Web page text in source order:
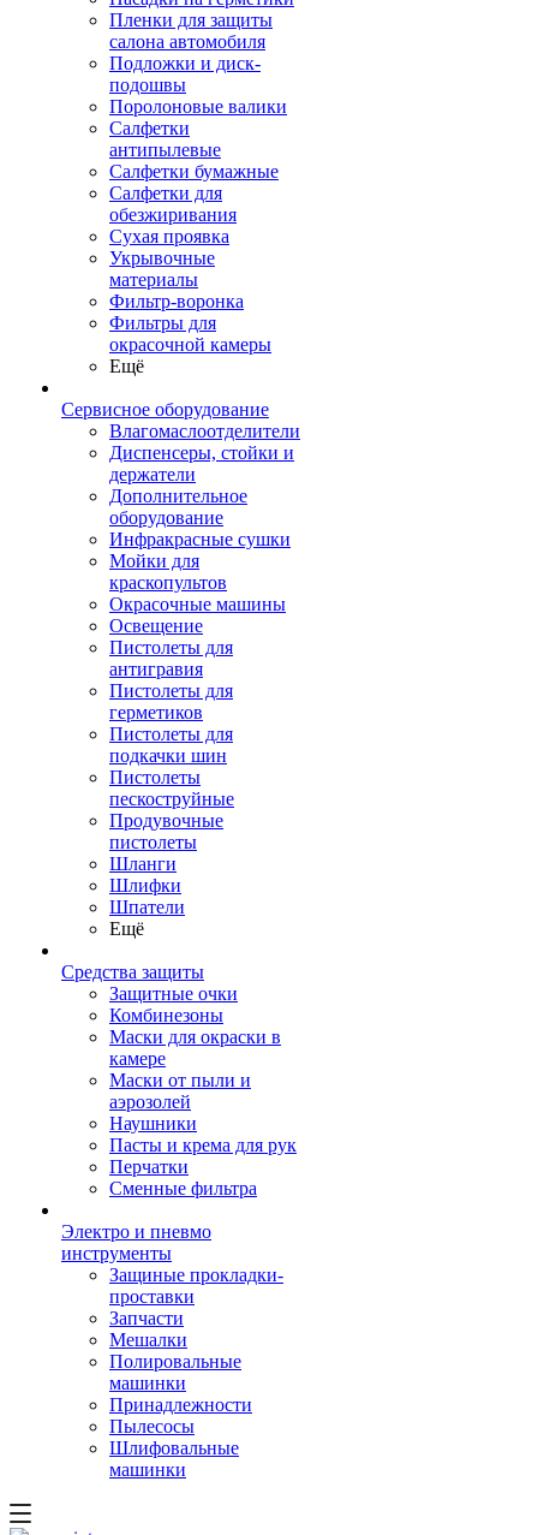
Пленки для защиты
салона автомобиля
Подложки и диск-
подошвы
Поролоновые валики
Салфетки
антипылевые
Салфетки бумажные
Салфетки для
обезжиривания
Сухая проявка
Укрывочные
материалы
Фильтр-воронка
Фильтры для
окрасочной камеры
Ещё
Сервисное оборудование
Влагомаслоотделители
Диспенсеры, стойки и
держатели
Дополнительное
оборудование
Инфракрасные сушки
Мойки для
краскопультов
Окрасочные машины
Освещение
Пистолеты для
антигравия
Пистолеты для
герметиков
Пистолеты для
подкачки шин
Пистолеты
пескоструйные
Продувочные
пистолеты
Шланги
Шлифки
Шпатели
Ещё
Средства защиты
Защитные очки
Комбинезоны
Маски для окраски в
камере
Маски от пыли и
аэрозолей
Наушники
Пасты и крема для рук
Перчатки
Сменные фильтра
Электро и пневмо
инструменты
Защиные прокладки-
проставки
Запчасти
Мешалки
Полировальные
машинки
Принадлежности
Пылесосы
Шлифовальные
машинки